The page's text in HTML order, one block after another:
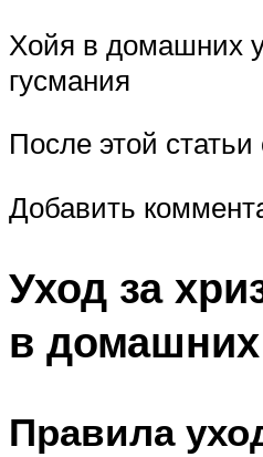
Хойя в домашних
гусмания
После этой
Добавить
Уход за
в
Правила